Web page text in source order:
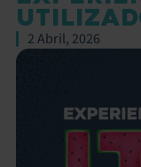
2 Abril, 2026